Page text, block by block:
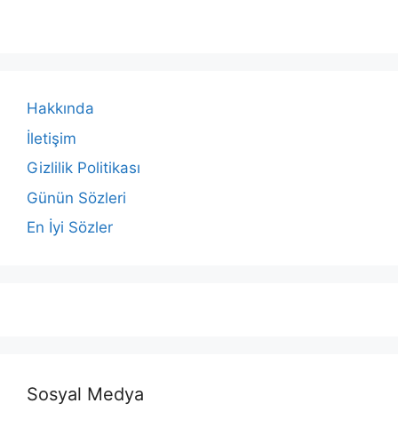
Hakkında
İletişim
Gizlilik Politikası
Günün Sözleri
En İyi Sözler
Sosyal Medya